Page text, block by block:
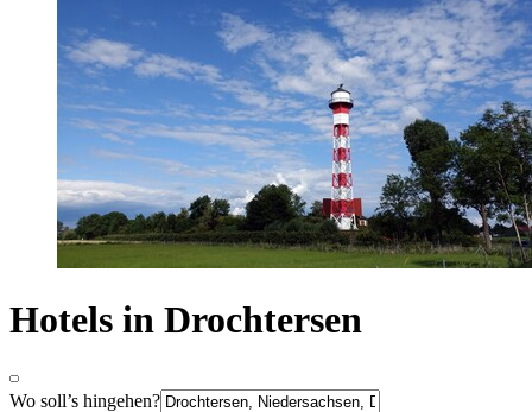
Hotels in Drochtersen
Wo soll’s hingehen?